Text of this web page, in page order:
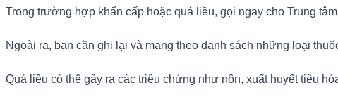
Trong trường hợp khẩn cấp hoặc quá liều, gọi ngay cho Trung
Ngoài ra, bạn cần ghi lại và mang theo danh sách những loại
Quá liều có thể gây ra các triệu chứng như nôn, xuất huyết tiêu